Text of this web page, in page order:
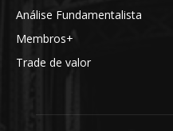
Análise Fundamentalista
Membros+
Trade de valor